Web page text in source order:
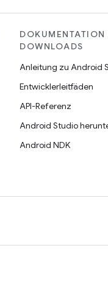
DOKUMENTATION
DOWNLOADS
Anleitung zu Android
Entwicklerleitfäden
API-Referenz
Android Studio
Android NDK